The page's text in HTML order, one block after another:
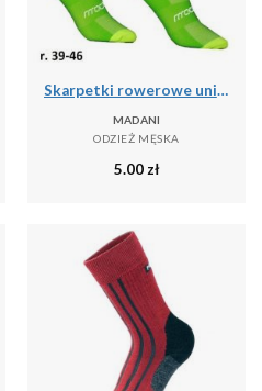
Skarpetki rowerowe unisex madani Parrot
MADANI
ODZIEŻ MĘSKA
5.00 zł